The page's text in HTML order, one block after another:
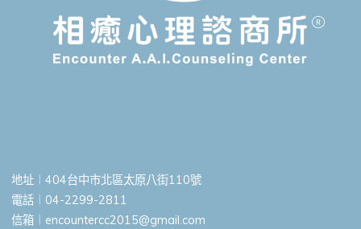
地址︱404台中市北區太原八街110號
電話︱04-2299-2811
信箱︱ encountercc2015@gmail.com